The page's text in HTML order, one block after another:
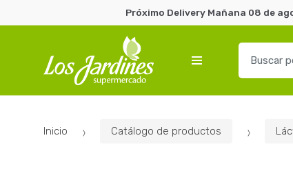
Próximo Delivery Mañana 08 de
Inicio Catálogo de productos